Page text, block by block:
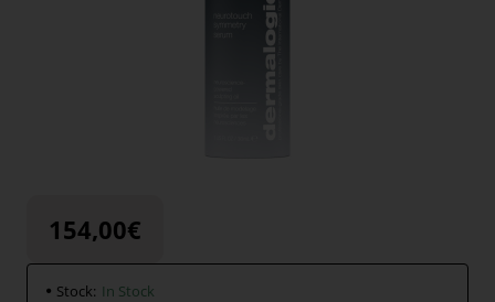
154,00€
Stock: In Stock